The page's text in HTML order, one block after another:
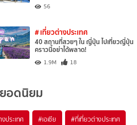
56
# เที่ยวต่างประเทศ
40 สถานที่สวยๆ ใน ญี่ปุ่น ไปเที่ยวญี่ปุ่น
คราวนี้อย่าได้พลาด!
1.9M 18
อดนิยม
ประเทศ #เอเชีย #ที่เที่ยวต่างประเทศ